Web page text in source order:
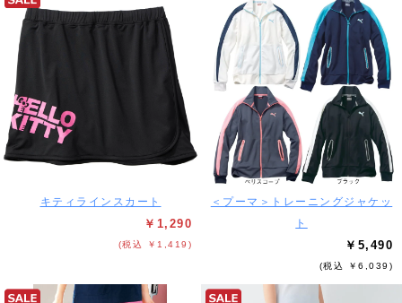
キティラインスカート
￥1,290
(税込 ￥1,419)
＜プーマ＞トレーニングジャケッ
ト
￥5,490
(税込 ￥6,039)